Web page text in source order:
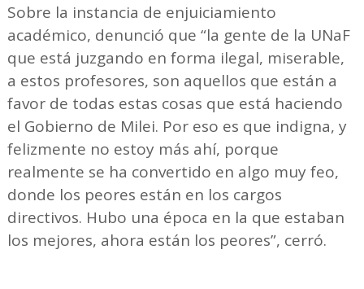
Sobre la instancia de enjuiciamiento
académico, denunció que “la gente de la UNaF
que está juzgando en forma ilegal, miserable,
a estos profesores, son aquellos que están a
favor de todas estas cosas que está haciendo
el Gobierno de Milei. Por eso es que indigna, y
felizmente no estoy más ahí, porque
realmente se ha convertido en algo muy feo,
donde los peores están en los cargos
directivos. Hubo una época en la que estaban
los mejores, ahora están los peores”, cerró.